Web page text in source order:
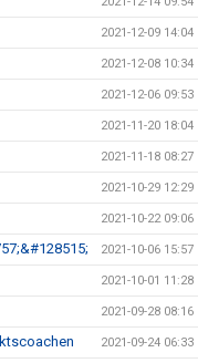
2021-12-09 14:04
2021-12-08 10:34
2021-12-06 09:53
2021-11-20 18:04
2021-11-18 08:27
2021-10-29 12:29
2021-10-22 09:06
2021-10-06 15:57
2021-10-01 11:28
2021-09-28 08:16
2021-09-24 06:33